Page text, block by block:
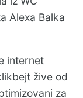
Alexa Balka
internet
žive od
za